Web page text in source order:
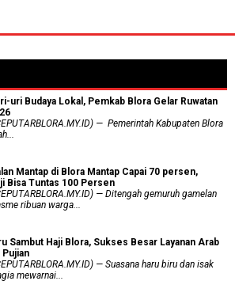
uri Budaya Lokal, Pemkab Blora Gelar Ruwatan
— Pemerintah Kabupaten Blora
Mantap di Blora Mantap Capai 70 persen,
Bisa Tuntas 100 Persen
— Ditengah gemuruh gamelan
ribuan warga...
Sambut Haji Blora, Sukses Besar Layanan Arab
Pujian
— Suasana haru biru dan isak
mewarnai...